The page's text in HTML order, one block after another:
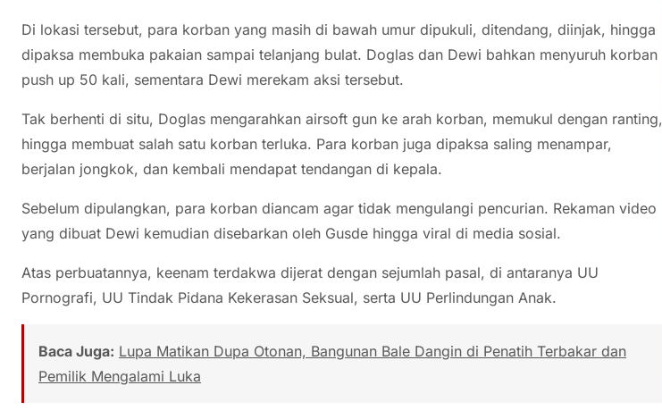
Di lokasi tersebut, para korban yang masih di bawah umur dipukuli, ditendang, diinjak, hingga
dipaksa membuka pakaian sampai telanjang bulat. Doglas dan Dewi bahkan menyuruh korban
push up 50 kali, sementara Dewi merekam aksi tersebut.
Tak berhenti di situ, Doglas mengarahkan airsoft gun ke arah korban, memukul dengan ranting,
hingga membuat salah satu korban terluka. Para korban juga dipaksa saling menampar,
berjalan jongkok, dan kembali mendapat tendangan di kepala.
Sebelum dipulangkan, para korban diancam agar tidak mengulangi pencurian. Rekaman video
yang dibuat Dewi kemudian disebarkan oleh Gusde hingga viral di media sosial.
Atas perbuatannya, keenam terdakwa dijerat dengan sejumlah pasal, di antaranya UU
Pornografi, UU Tindak Pidana Kekerasan Seksual, serta UU Perlindungan Anak.
Baca Juga: Lupa Matikan Dupa Otonan, Bangunan Bale Dangin di Penatih Terbakar dan
Pemilik Mengalami Luka